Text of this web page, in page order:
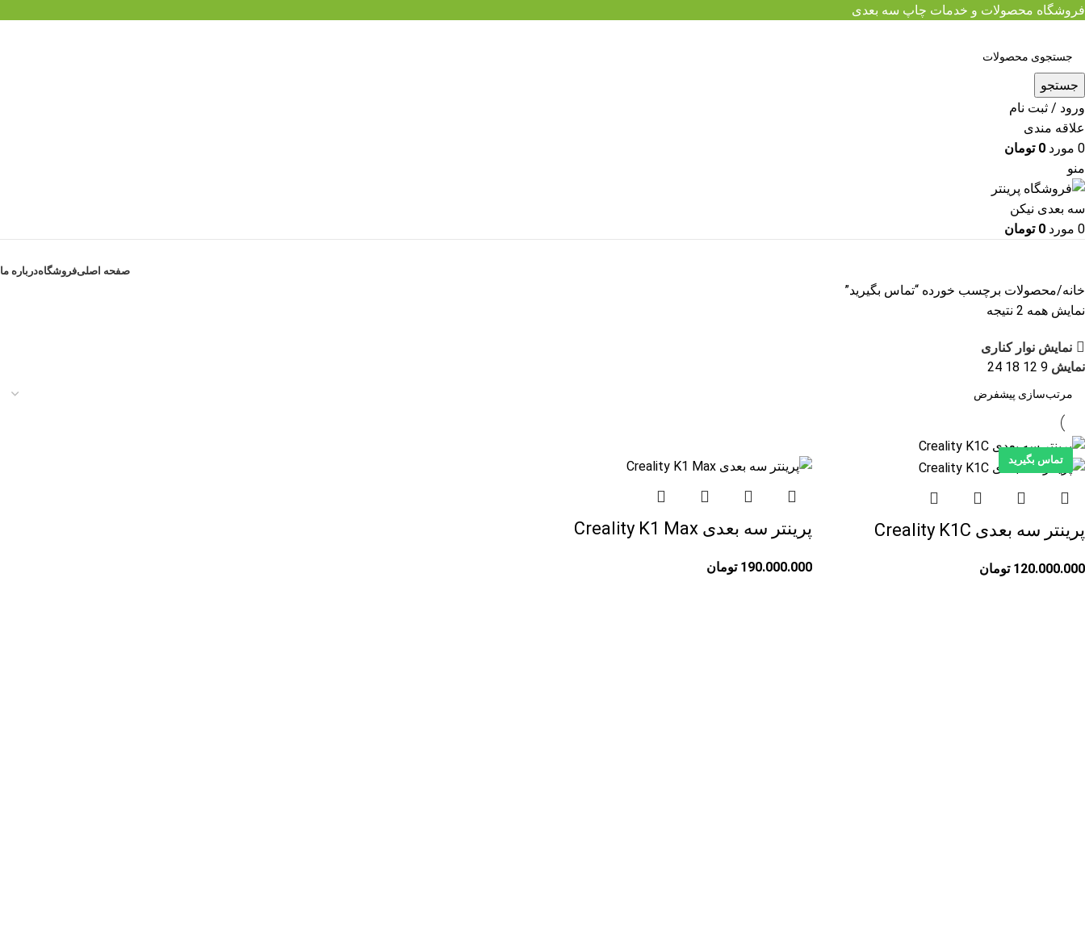
فروشگاه محصولات و خدمات چاپ سه بعدی
جستجو
ورود / ثبت نام
علاقه مندی
0 مورد 0 تومان
منو
0 مورد 0 تومان
صفحه اصلیفروشگاهدرباره ما
خانه محصولات برچسب خورده “تماس بگیرید”
نمایش همه 2 نتیجه
نمایش نوار کناری
نمایش 9
12
18
24
تماس بگیرید
پرینتر سه بعدی Creality K1C
120.000.000 تومان
تماس بگیرید
پرینتر سه بعدی Creality K1 Max
190.000.000 تومان